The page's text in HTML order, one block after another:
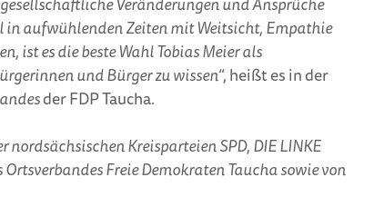
aufwühlenden Zeiten mit Weitsicht, Empathie
ist es die beste Wahl Tobias Meier als
und Bürger zu wissen“, heißt es in der
der FDP Taucha.
Kreisparteien SPD, DIE LINKE
Freie Demokraten Taucha sowie von